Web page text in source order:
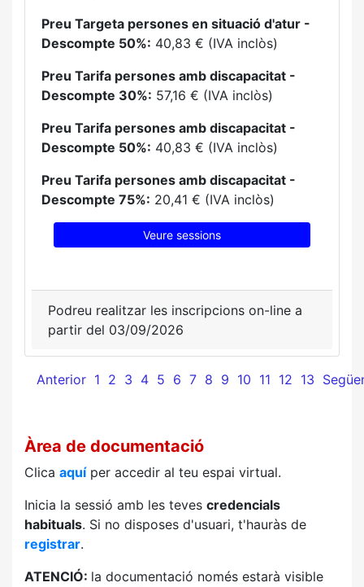
Preu Targeta persones en situació d'atur -
Descompte 50%: 40,83 € (IVA inclòs)
Preu Tarifa persones amb discapacitat -
Descompte 30%: 57,16 € (IVA inclòs)
Preu Tarifa persones amb discapacitat -
Descompte 50%: 40,83 € (IVA inclòs)
Preu Tarifa persones amb discapacitat -
Descompte 75%: 20,41 € (IVA inclòs)
Veure sessions
Podreu realitzar les inscripcions on-line a
partir del 03/09/2026
Anterior 1 2 3 4 5 6 7 8 9 10 11 12 13
Àrea de documentació
Clica aquíper accedir al teu espai virtual.
Inicia la sessió amb les teves credencials
habituals. Si no disposes d'usuari, t'hauràs de
registrar.
ATENCIÓ: la documentació només estarà visible